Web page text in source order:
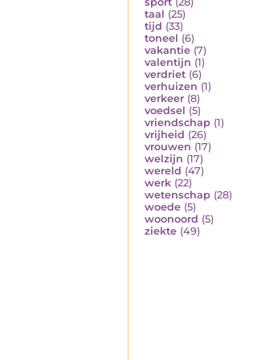
taal (25)
tijd (33)
toneel (6)
vakantie (7)
valentijn (1)
verdriet (6)
verhuizen (1)
verkeer (8)
voedsel (5)
vriendschap (1)
vrijheid (26)
vrouwen (17)
welzijn (17)
wereld (47)
werk (22)
wetenschap (28)
woede (5)
woonoord (5)
ziekte (49)